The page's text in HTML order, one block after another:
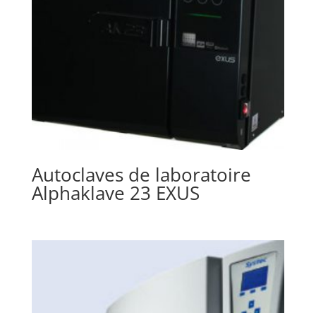
Autoclaves de laboratoire
Alphaklave 23 EXUS